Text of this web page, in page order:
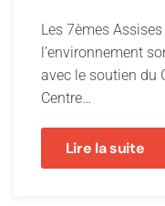
Les 7èmes
l’environnement
avec le soutien du
Centre…
Lire la suite